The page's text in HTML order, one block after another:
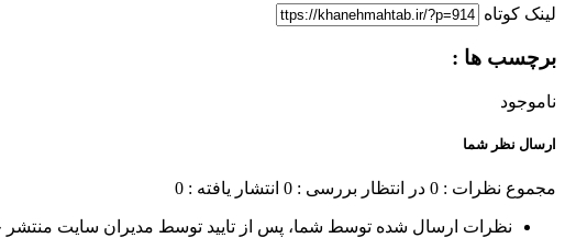
لینک کوتاه
برچسب ها :
ناموجود
ارسال نظر شما
مجموع نظرات : 0 در انتظار بررسی : 0 انتشار یافته : 0
نظرات ارسال شده توسط شما، پس از تایید توسط مدیران سایت منتشر